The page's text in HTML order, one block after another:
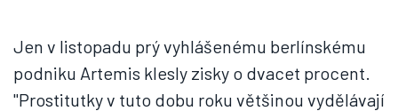
Jen v listopadu prý vyhlášenému berlínskému
podniku Artemis klesly zisky o dvacet procent.
"Prostitutky v tuto dobu roku většinou vydělávají